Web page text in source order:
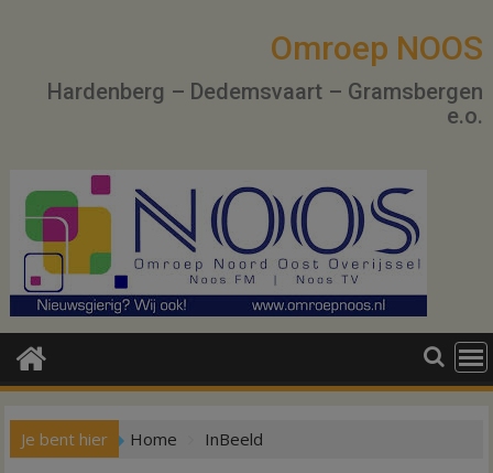
Omroep NOOS
Hardenberg – Dedemsvaart – Gramsbergen
e.o.
Je bent hier Home InBeeld